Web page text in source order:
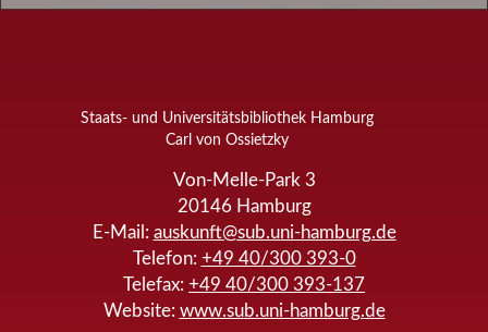
Staats- und Universitätsbibliothek Hamburg
Carl von Ossietzky
Von-Melle-Park 3
20146 Hamburg
E-Mail: auskunft@sub.uni-hamburg.de
Telefon: +49 40/300 393-0
Telefax: +49 40/300 393-137
Website: www.sub.uni-hamburg.de